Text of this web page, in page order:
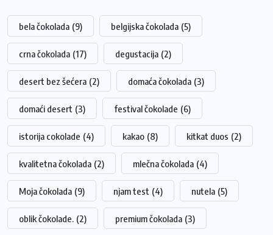
bela čokolada (9) belgijska čokolada (5)
crna čokolada (17) degustacija (2)
desert bez šećera (2) domaća čokolada (3)
domaći desert (3) festival čokolade (6)
istorija cokolade (4) kakao (8) kitkat duos (2)
kvalitetna čokolada (2) mlečna čokolada (4)
Moja čokolada (9) njam test (4) nutela (5)
oblik čokolade. (2) premium čokolada (3)